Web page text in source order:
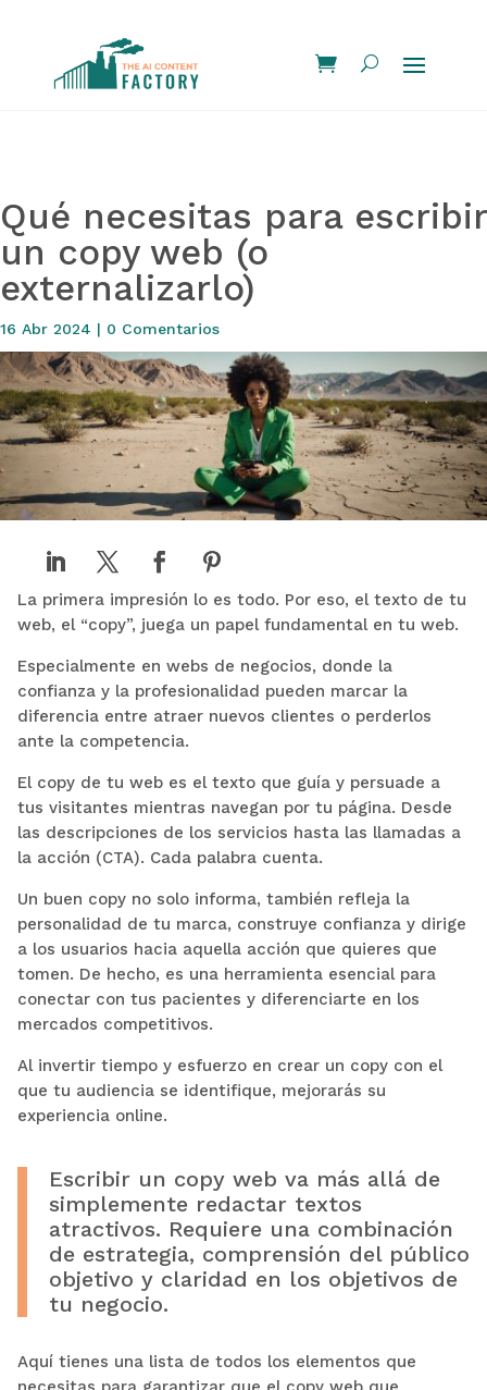
Qué necesitas para escribir
un copy web (o
externalizarlo)
16 Abr 2024 | 0 Comentarios
La primera impresión lo es todo. Por eso, el texto de tu
web, el “copy”, juega un papel fundamental en tu web.
Especialmente en webs de negocios, donde la
confianza y la profesionalidad pueden marcar la
diferencia entre atraer nuevos clientes o perderlos
ante la competencia.
El copy de tu web es el texto que guía y persuade a
tus visitantes mientras navegan por tu página. Desde
las descripciones de los servicios hasta las llamadas a
la acción (CTA). Cada palabra cuenta.
Un buen copy no solo informa, también refleja la
personalidad de tu marca, construye confianza y dirige
a los usuarios hacia aquella acción que quieres que
tomen. De hecho, es una herramienta esencial para
conectar con tus pacientes y diferenciarte en los
mercados competitivos.
Al invertir tiempo y esfuerzo en crear un copy con el
que tu audiencia se identifique, mejorarás su
experiencia online.
Escribir un copy web va más allá de
simplemente redactar textos
atractivos. Requiere una combinación
de estrategia, comprensión del público
objetivo y claridad en los objetivos de
tu negocio.
Aquí tienes una lista de todos los elementos que